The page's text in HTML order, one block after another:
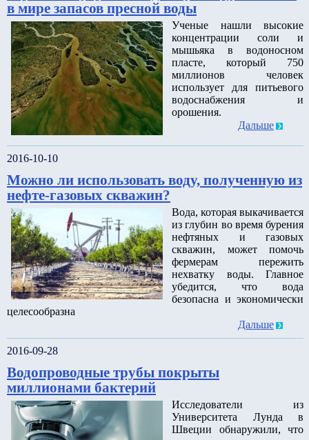
в мире запасов пресной воды
Ученые нашли высокие
концентрации соли и
мышьяка в водоносном
пласте, который 750
миллионов человек
использует для питьевого
водоснабжения и
орошения.
Дальше
2016-10-10
Можно ли использовать воду, полученную из
нефте-газовых скважин?
Вода, которая выкачивается
из глубин во время бурения
нефтяных и газовых
скважин, может помочь
фермерам пережить
нехватку воды. Главное
убедится, что вода
безопасна и экономически
целесообразна
Дальше
2016-09-28
Водопроводные трубы покрыты
миллионами бактерий
Исследователи из
Университета Лунда в
Швеции обнаружили, что